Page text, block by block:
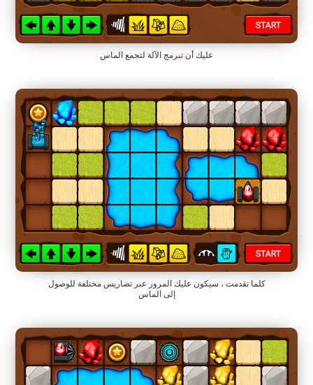
عليك أن تبرمج الآلة لتجمع الماس
كلما تقدمت ، سيكون عليك المرور عبر تضاريس مختلفة للوصول
إلى الماس